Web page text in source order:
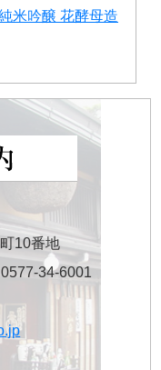
米吟醸 花酵母造
10番地
34-6001